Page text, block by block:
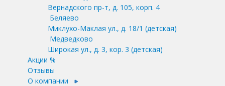
Вернадского пр-т, д. 105, корп. 4
Беляево
Миклухо-Маклая ул., д. 18/1 (детская)
Медведково
Широкая ул., д. 3, кор. 3 (детская)
Акции %
Отзывы
О компании